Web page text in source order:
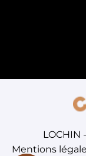
LOCHIN
Mentions